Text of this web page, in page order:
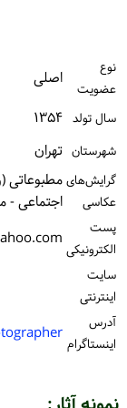
نوع
عضویت
اصلی
سال تولد ۱۳۵۴
شهرستان تهران
گرایش‌های
عکاسی
مطبوعاتی
اجتماعی -
پست
الكترونیكی
سایت
اینترنتی
آدرس
اینستاگرام